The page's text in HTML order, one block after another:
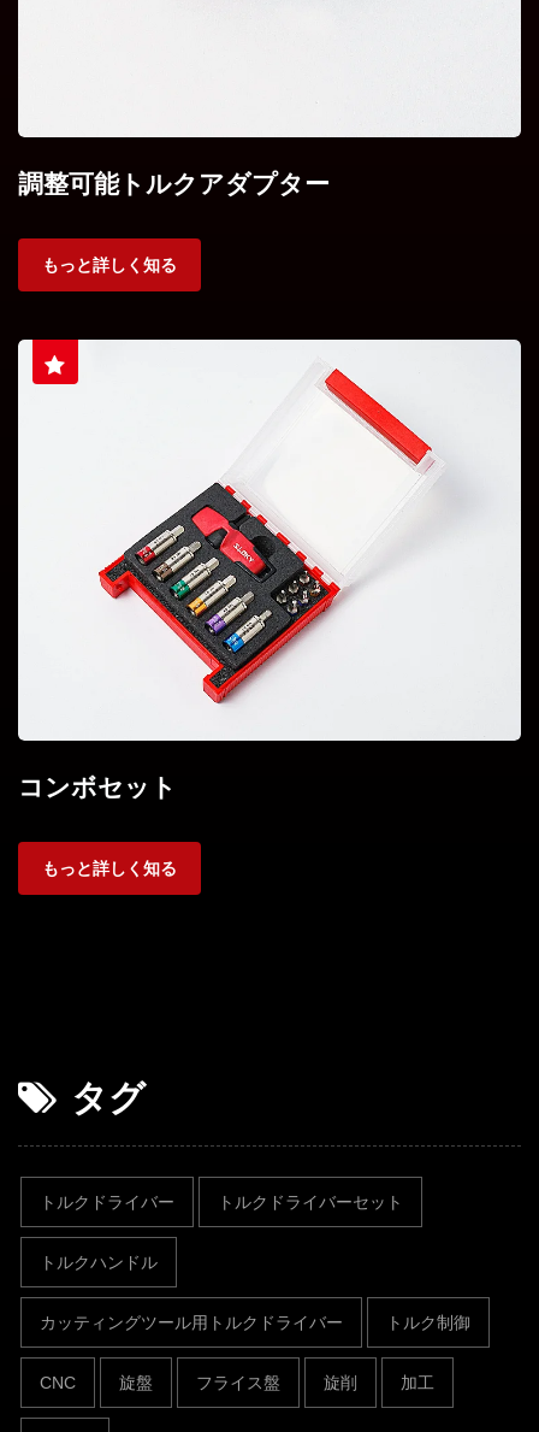
調整可能トルクアダプター
もっと詳しく知る
コンボセット
もっと詳しく知る
タグ
トルクドライバー トルクドライバーセット
トルクハンドル
カッティングツール用トルクドライバー トルク制御
CNC 旋盤 フライス盤 旋削 加工